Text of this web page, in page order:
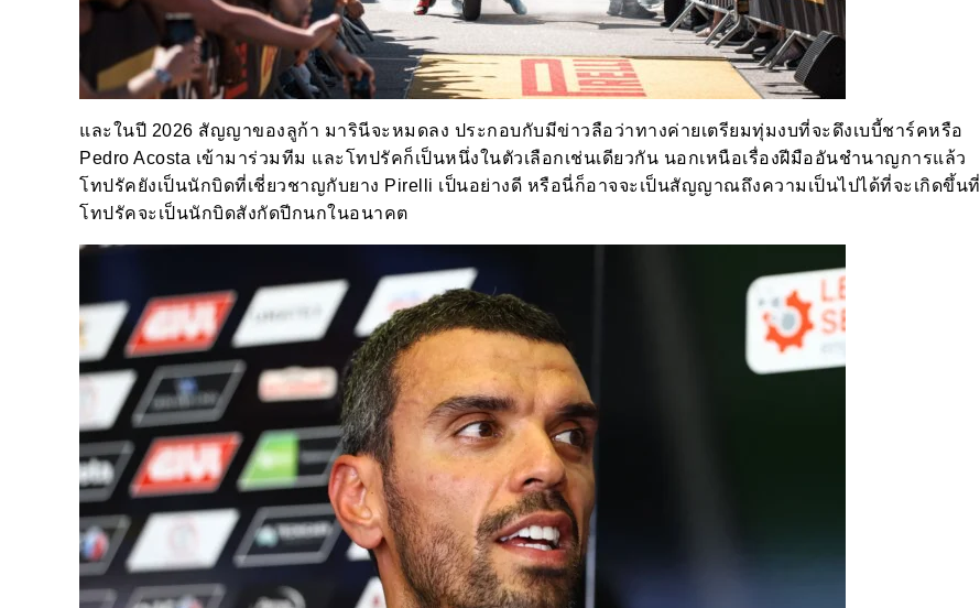
และในปี 2026 สัญญาของลูก้า มารินีจะหมดลง ประกอบกับมีข่าวลือว่าทางค่ายเตรียมทุ่มงบที่จะดึงเบบี้ชาร์คหรือ
Pedro Acosta เข้ามาร่วมทีม และโทปรัคก็เป็นหนึ่งในตัวเลือกเช่นเดียวกัน นอกเหนือเรื่องฝีมืออันชำนาญการแล้ว
โทปรัคยังเป็นนักบิดที่เชี่ยวชาญกับยาง Pirelli เป็นอย่างดี หรือนี่ก็อาจจะเป็นสัญญาณถึงความเป็นไปได้ที่จะเกิดขึ้นที่
โทปรัคจะเป็นนักบิดสังกัดปีกนกในอนาคต